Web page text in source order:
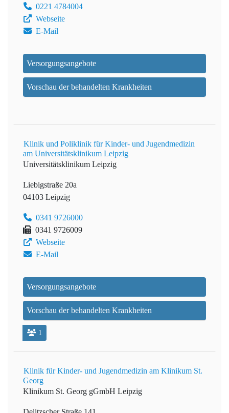
0221 4784004
Webseite
E-Mail
Versorgungsangebote
Vorschau der behandelten Krankheiten
Klinik und Poliklinik für Kinder- und Jugendmedizin
am Universitätsklinikum Leipzig
Universitätsklinikum Leipzig
Liebigstraße 20a
04103 Leipzig
0341 9726000
0341 9726009
Webseite
E-Mail
Versorgungsangebote
Vorschau der behandelten Krankheiten
1
Klinik für Kinder- und Jugendmedizin am Klinikum St.
Georg
Klinikum St. Georg gGmbH Leipzig